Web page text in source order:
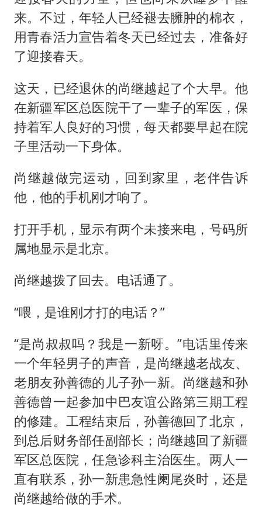
来。不过，年轻人已经褪去臃肿的棉衣，
用青春活力宣告着冬天已经过去，准备好
了迎接春天。
这天，已经退休的尚继越起了个大早。他
在新疆军区总医院干了一辈子的军医，保
持着军人良好的习惯，每天都要早起在院
子里活动一下身体。
尚继越做完运动，回到家里，老伴告诉
他，他的手机刚才响了。
打开手机，显示有两个未接来电，号码所
属地显示是北京。
尚继越拨了回去。电话通了。
“喂，是谁刚才打的电话？”
“是尚叔叔吗？我是一新呀。”电话里传来
一个年轻男子的声音，是尚继越老战友、
老朋友孙善德的儿子孙一新。尚继越和孙
善德曾一起参加中巴友谊公路第三期工程
的修建。工程结束后，孙善德回了北京，
到总后财务部任副部长；尚继越回了新疆
军区总医院，任急诊科主治医生。两人一
直有联系，孙一新患急性阑尾炎时，还是
尚继越给做的手术。